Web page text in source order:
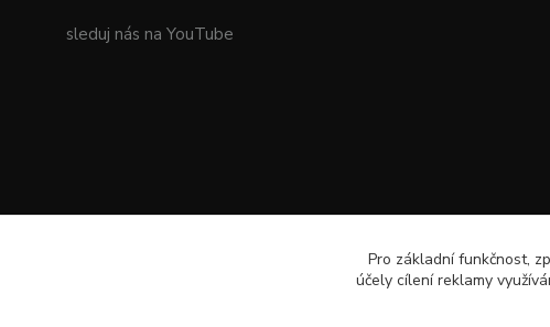
sleduj nás na YouTube
Pro základní funkčnost,
účely cílení reklamy